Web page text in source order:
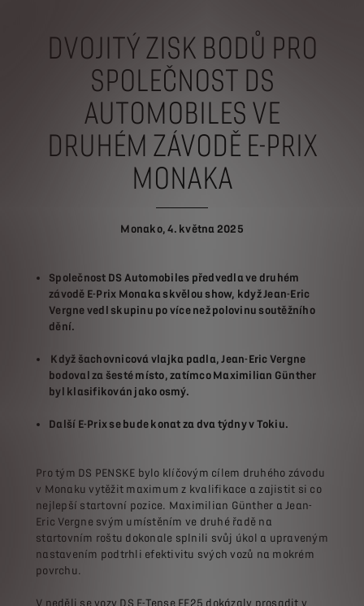
DVOJITÝ ZISK BODŮ PRO
SPOLEČNOST DS
AUTOMOBILES VE
DRUHÉM ZÁVODĚ E-PRIX
MONAKA
Monako, 4. května 2025
Společnost DS Automobiles předvedla ve druhém
závodě E-Prix Monaka skvělou show, když Jean-Eric
Vergne vedl skupinu po více než polovinu soutěžního
dění.
Když šachovnicová vlajka padla, Jean-Eric Vergne
bodoval za šesté místo, zatímco Maximilian Günther
byl klasifikován jako osmý.
Další E-Prix se bude konat za dva týdny v Tokiu.
Pro tým DS PENSKE bylo klíčovým cílem druhého závodu
v Monaku vytěžit maximum z kvalifikace a zajistit si co
nejlepší startovní pozice. Maximilian Günther a Jean-
Eric Vergne svým umístěním ve druhé řadě na
startovním roštu dokonale splnili svůj úkol a upraveným
nastavením podtrhli efektivitu svých vozů na mokrém
povrchu.
V neděli se vozy DS E-Tense FE25 dokázaly prosadit v